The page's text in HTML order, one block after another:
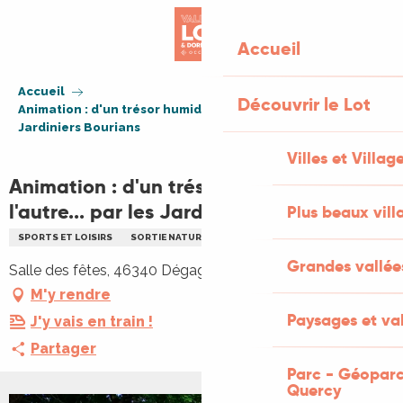
Accueil
Découvrir le Lot
Villes et
Plus beaux
Grandes
Paysages et
Parc -
Quercy
Accueil
Animation : d'un trésor humide à l'autre... par les
Jardiniers Bourians
Animation : d'un trésor humide à
l'autre... par les Jardiniers Bourians
SPORTS ET LOISIRS SORTIE NATURE ENVIRONNEMENT
Salle des fêtes, 46340 Dégagnac
M'y rendre
J'y vais en train !
Partager